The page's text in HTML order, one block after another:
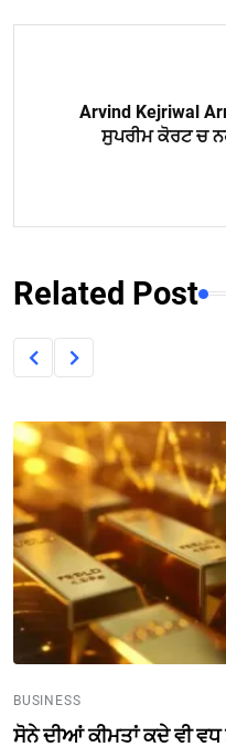
Arvind Kejriwal
ਸੁਪਰੀਮ ਕੋਰਟ ਚ
Related Post
BUSINESS
ਸੋਨੇ ਦੀਆਂ ਕੀਮਤਾਂ ਕਦੇ ਵੀ